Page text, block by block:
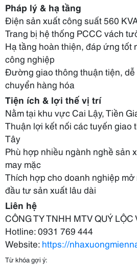
Pháp lý & hạ tầng
Điện sản xuất công suất 560
Trang bị hệ thống PCCC vách
Hạ tầng hoàn thiện, đáp ứng tốt
công nghiệp
Đường giao thông thuận tiện, dễ
chuyển hàng hóa
Tiện ích & lợi thế vị trí
Nằm tại khu vực Cai Lậy, Tiền
Thuận lợi kết nối các tuyến giao
Tây
Phù hợp nhiều ngành nghề sản
may mặc
Thích hợp cho doanh nghiệp
đầu tư sản xuất lâu dài
Liên hệ
CÔNG TY TNHH MTV QUÝ
Hotline: 0931 769 444
Website: https://
Từ khóa gợi ý: